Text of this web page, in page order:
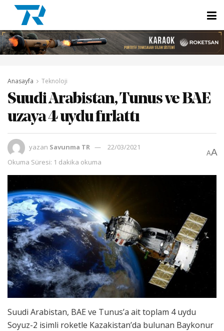
Anasayfa Teknoloji
Suudi Arabistan, Tunus ve BAE
uzaya 4 uydu fırlattı
yazan Savunma TR
22/03/2021
Okuma Süresi: 1 dakika okuma
AA
Suudi Arabistan, BAE ve Tunus’a ait toplam 4 uydu
Soyuz-2 isimli roketle Kazakistan’da bulunan Baykonur